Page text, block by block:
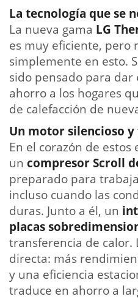
La tecnología que se
La nueva gama LG
es muy eficiente, pero
simplemente en esto.
sido pensado para
ahorro a los hogares
de calefacción de
Un motor silencioso
En el corazón de
un compresor Scroll
preparado para
incluso cuando las
duras. Junto a él, un
placas
transferencia de calor.
directa: más
y una eficiencia
traduce en ahorro a